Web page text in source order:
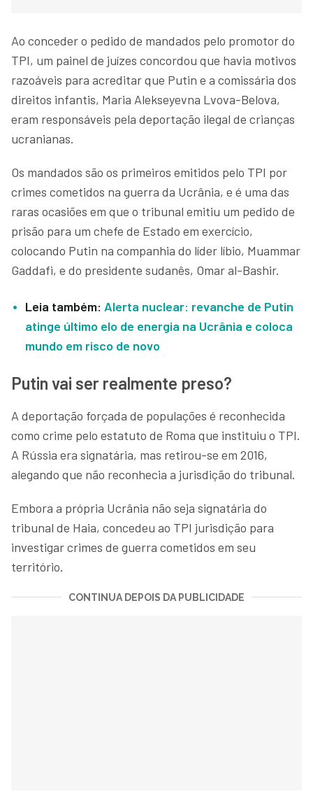
Ao conceder o pedido de mandados pelo promotor do
TPI, um painel de juízes concordou que havia motivos
razoáveis para acreditar que Putin e a comissária dos
direitos infantis, Maria Alekseyevna Lvova-Belova,
eram responsáveis pela deportação ilegal de crianças
ucranianas.
Os mandados são os primeiros emitidos pelo TPI por
crimes cometidos na guerra da Ucrânia, e é uma das
raras ocasiões em que o tribunal emitiu um pedido de
prisão para um chefe de Estado em exercício,
colocando Putin na companhia do líder líbio, Muammar
Gaddafi, e do presidente sudanês, Omar al-Bashir.
Leia também: Alerta nuclear: revanche de Putin
atinge último elo de energia na Ucrânia e coloca
mundo em risco de novo
Putin vai ser realmente preso?
A deportação forçada de populações é reconhecida
como crime pelo estatuto de Roma que instituiu o TPI.
A Rússia era signatária, mas retirou-se em 2016,
alegando que não reconhecia a jurisdição do tribunal.
Embora a própria Ucrânia não seja signatária do
tribunal de Haia, concedeu ao TPI jurisdição para
investigar crimes de guerra cometidos em seu
território.
CONTINUA DEPOIS DA PUBLICIDADE